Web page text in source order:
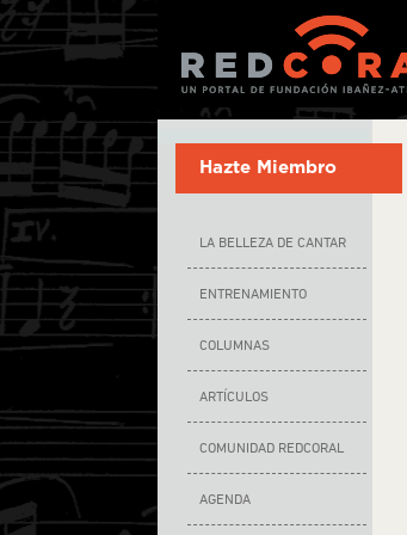
Hazte Miembro
LA BELLEZA DE CANTAR
ENTRENAMIENTO
COLUMNAS
ARTÍCULOS
COMUNIDAD REDCORAL
AGENDA